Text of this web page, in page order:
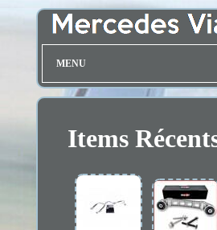
MENU
Items